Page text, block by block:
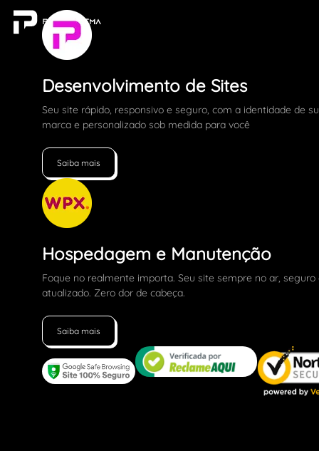
Desenvolvimento de Sites
Seu site rápido, responsivo e seguro, com a identidade de
marca e personalizado sob medida para você
Saiba mais
Hospedagem e Manutenção
Foque no realmente importa. Seu site sempre no ar, seguro
atualizado. Zero dor de cabeça.
Saiba mais